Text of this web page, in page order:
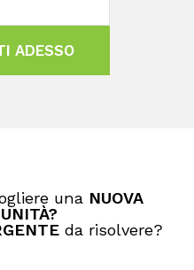
ADESSO
unaNUOVA
da risolvere?